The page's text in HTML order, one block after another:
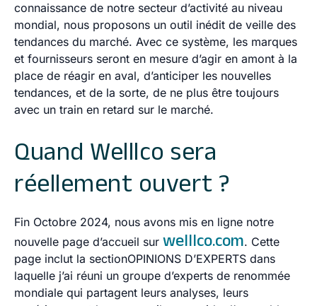
connaissance de notre secteur d’activité au niveau
mondial, nous proposons un outil inédit de veille des
tendances du marché. Avec ce système, les marques
et fournisseurs seront en mesure d’agir en amont à la
place de réagir en aval, d’anticiper les nouvelles
tendances, et de la sorte, de ne plus être toujours
avec un train en retard sur le marché.
Quand Welllco sera
réellement ouvert ?
Fin Octobre 2024, nous avons mis en ligne notre
nouvelle page d’accueil sur welllco.com. Cette
page inclut la sectionOPINIONS D’EXPERTS dans
laquelle j’ai réuni un groupe d’experts de renommée
mondiale qui partagent leurs analyses, leurs